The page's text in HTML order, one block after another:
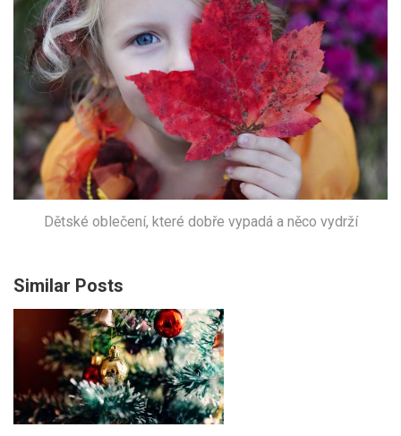
Dětské oblečení, které dobře vypadá a něco vydrží
Similar Posts